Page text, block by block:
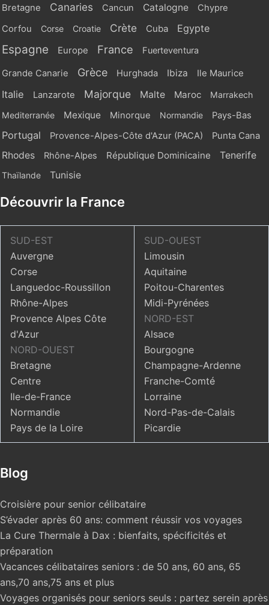
Bretagne Canaries Cancun Catalogne
Chypre
Corfou
Corse Croatie Crète Cuba Egypte
Espagne Europe France Fuerteventura
Grande Canarie Grèce Hurghada Ibiza Ile Maurice
Italie Lanzarote Majorque Malte Maroc
Marrakech
Mediterranée
Mexique Minorque Normandie Pays-Bas
Portugal Provence-Alpes-Côte d'Azur (PACA) Punta Cana
Rhodes Rhône-Alpes République Dominicaine Tenerife
Thaïlande Tunisie
Découvrir la France
SUD-EST
Auvergne
Corse
Languedoc-Roussillon
Rhône-Alpes
Provence Alpes Côte
d'Azur
NORD-OUEST
Bretagne
Centre
Ile-de-France
Normandie
Pays de la Loire
SUD-OUEST
Limousin
Aquitaine
Poitou-Charentes
Midi-Pyrénées
NORD-EST
Alsace
Bourgogne
Champagne-Ardenne
Franche-Comté
Lorraine
Nord-Pas-de-Calais
Picardie
Blog
Croisière pour senior célibataire
S’évader après 60 ans: comment réussir vos voyages
La Cure Thermale à Dax : bienfaits, spécificités et
préparation
Vacances célibataires seniors : de 50 ans, 60 ans, 65
ans,70 ans,75 ans et plus
Voyages organisés pour seniors seuls : partez serein après